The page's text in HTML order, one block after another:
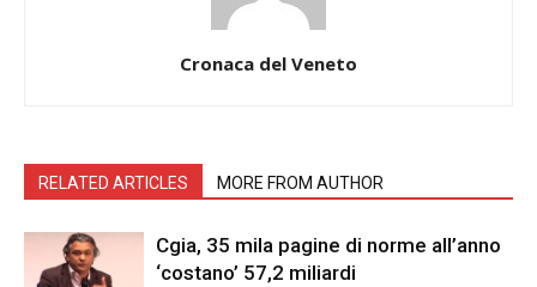
Cronaca del Veneto
RELATED ARTICLES MORE FROM AUTHOR
Cgia, 35 mila pagine di norme all’anno
‘costano’ 57,2 miliardi